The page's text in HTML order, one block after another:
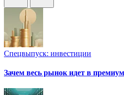
Спецвыпуск: инвестиции
Зачем весь рынок идет в